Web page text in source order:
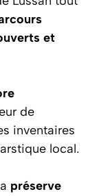
et
de
inventaires
local.
préserve